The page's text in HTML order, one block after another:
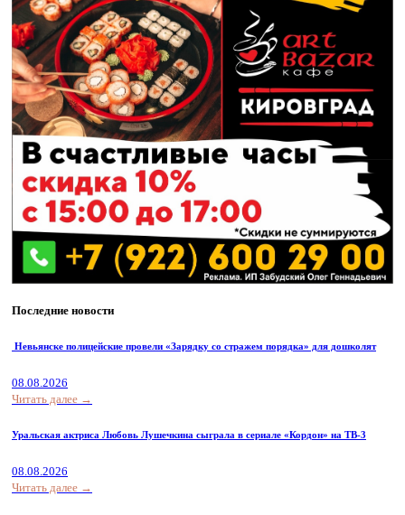
Последние новости
Невьянске полицейские провели «Зарядку со стражем порядка» для дошколят
08.08.2026
Читать далее →
Уральская актриса Любовь Лушечкина сыграла в сериале «Кордон» на ТВ-3
08.08.2026
Читать далее →